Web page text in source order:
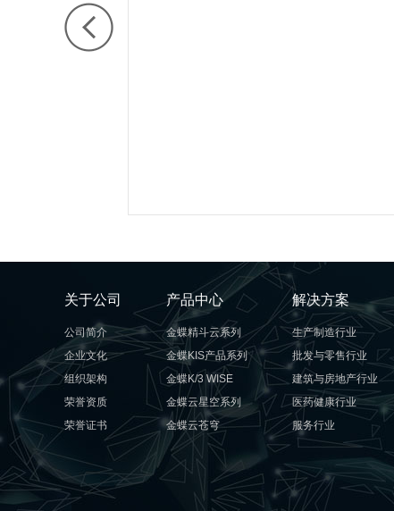
关于公司
公司简介
企业文化
组织架构
荣誉资质
荣誉证书
产品中心
金蝶精斗云系列
金蝶KIS产品系列
金蝶K/3 WISE
金蝶云星空系列
金蝶云苍穹
解决方案
生产制造行业
批发与零售行业
建筑与房地产行业
医药健康行业
服务行业